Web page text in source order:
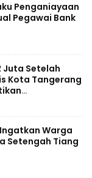
Penganiayaan
Pegawai Bank
Juta Setelah
Kota Tangerang
Warga
Setengah Tiang